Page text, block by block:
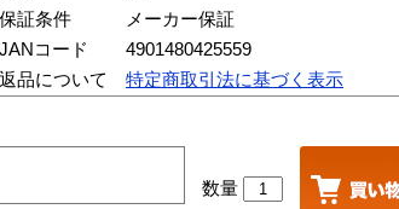
保証条件
メーカー保証
JANコード
4901480425559
返品について
特定商取引法に基づく表示
数量